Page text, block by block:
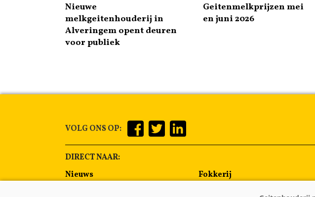
Nieuwe
melkgeitenhouderij in
Alveringem opent deuren
voor publiek
Geitenmelkprijzen mei
en juni 2026
VOLG ONS OP:
DIRECT NAAR:
Nieuws
Fokkerij